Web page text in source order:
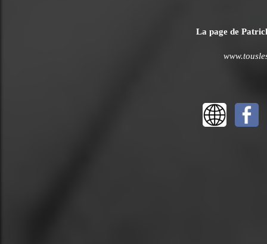
La page de